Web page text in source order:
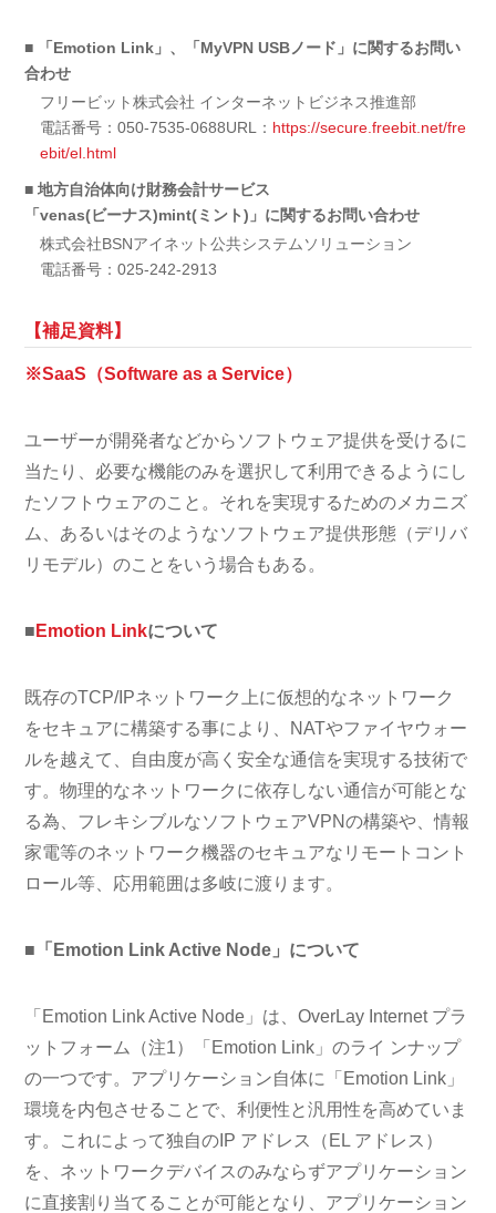
■ 「Emotion Link」、「MyVPN USBノード」に関するお問い
合わせ
フリービット株式会社 インターネットビジネス推進部
電話番号：050-7535-0688URL： https://secure.freebit.net/fre
ebit/el.html
■ 地方自治体向け財務会計サービス
「venas(ビーナス)mint(ミント)」に関するお問い合わせ
株式会社BSNアイネット公共システムソリューション
電話番号：025-242-2913
【補足資料】
※SaaS（Software as a Service）
ユーザーが開発者などからソフトウェア提供を受けるに
当たり、必要な機能のみを選択して利用できるようにし
たソフトウェアのこと。それを実現するためのメカニズ
ム、あるいはそのようなソフトウェア提供形態（デリバ
リモデル）のことをいう場合もある。
■ Emotion Linkについて
既存のTCP/IPネットワーク上に仮想的なネットワーク
をセキュアに構築する事により、NATやファイヤウォー
ルを越えて、自由度が高く安全な通信を実現する技術で
す。物理的なネットワークに依存しない通信が可能とな
る為、フレキシブルなソフトウェアVPNの構築や、情報
家電等のネットワーク機器のセキュアなリモートコント
ロール等、応用範囲は多岐に渡ります。
■「Emotion Link Active Node」について
「Emotion Link Active Node」は、OverLay Internet プラ
ットフォーム
（注1）
「Emotion Link」のライ ンナップ
の一つです。アプリケーション自体に「Emotion Link」
環境を内包させることで、利便性と汎用性を高めていま
す。これによって独自のIP アドレス（EL アドレス）
を、ネットワークデバイスのみならずアプリケーション
に直接割り当てることが可能となり、アプリケーション